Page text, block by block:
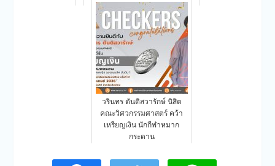
วรินทร ตันติสวารักษ์ นิสิต
คณะวิศวกรรมศาสตร์ คว้า
เหรียญเงิน นักกีฬาหมาก
กระดาน